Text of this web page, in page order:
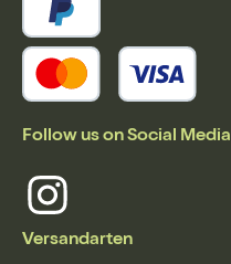
Follow us on Social Media
Versandarten